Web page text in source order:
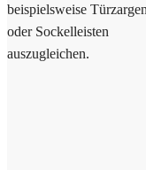
beispielsweise Türzargen
oder Sockelleisten
auszugleichen.